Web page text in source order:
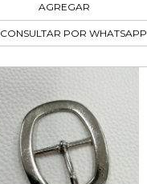
AGREGAR
CONSULTAR POR WHATSAPP